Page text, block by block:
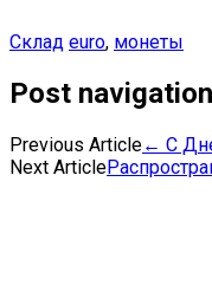
Склад euro, монеты
Post navigation
Previous Article← C
Next Article